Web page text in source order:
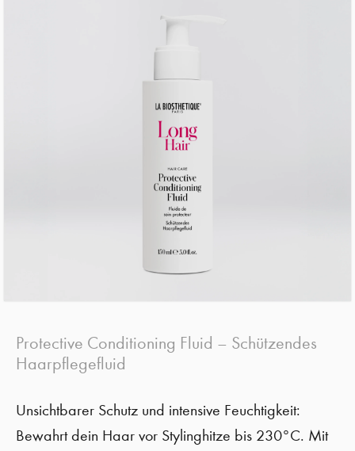
Protective Conditioning Fluid – Schützendes
Haarpflegefluid
Unsichtbarer Schutz und intensive Feuchtigkeit:
Bewahrt dein Haar vor Stylinghitze bis 230°C. Mit